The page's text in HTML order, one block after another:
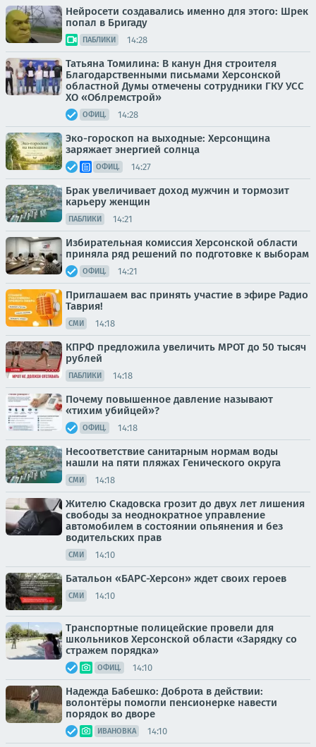
Нейросети создавались именно для этого: Шрек
попал в Бригаду
ПАБЛИКИ 14:28
Татьяна Томилина: В канун Дня строителя
Благодарственными письмами Херсонской
областной Думы отмечены сотрудники ГКУ УСС
ХО «Облремстрой»
ОФИЦ. 14:28
Эко-гороскоп на выходные: Херсонщина
заряжает энергией солнца
ОФИЦ. 14:27
Брак увеличивает доход мужчин и тормозит
карьеру женщин
ПАБЛИКИ 14:21
Избирательная комиссия Херсонской области
приняла ряд решений по подготовке к выборам
ОФИЦ. 14:21
Приглашаем вас принять участие в эфире Радио
Таврия!
СМИ 14:18
КПРФ предложила увеличить МРОТ до 50 тысяч
рублей
ПАБЛИКИ 14:18
Почему повышенное давление называют
«тихим убийцей»?
ОФИЦ. 14:18
Несоответствие санитарным нормам воды
нашли на пяти пляжах Генического округа
СМИ 14:18
Жителю Скадовска грозит до двух лет лишения
свободы за неоднократное управление
автомобилем в состоянии опьянения и без
водительских прав
СМИ 14:10
Батальон «БАРС-Херсон» ждет своих героев
СМИ 14:10
Транспортные полицейские провели для
школьников Херсонской области «Зарядку со
стражем порядка»
ОФИЦ. 14:10
Надежда Бабешко: Доброта в действии:
волонтёры помогли пенсионерке навести
порядок во дворе
ИВАНОВКА 14:10